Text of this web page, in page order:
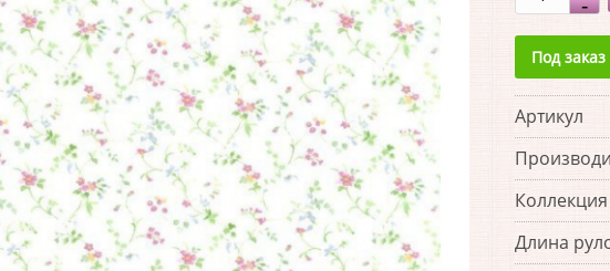
Под заказ
Артикул
Коллекция
Длина